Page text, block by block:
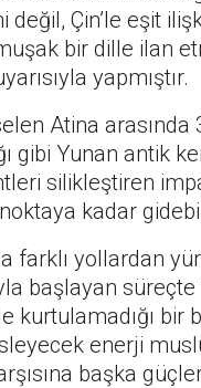
değil, Çin’le eşit
bir dille ilan
yapmıştır.
Atina arasında
gibi Yunan antik
silikleştiren
kadar
farklı yollardan
başlayan süreçte
kurtulamadığı bir
enerji
başka